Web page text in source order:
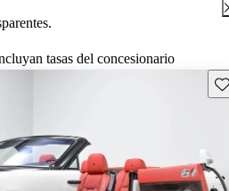
tasas del concesionario